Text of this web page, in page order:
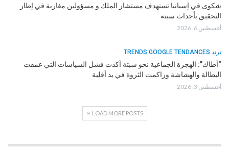
شكوى في إسبانيا تستهدف مستشار الملك و مسؤولين مغاربة في إطار
التحقيق بأحداث سبتة
أغسطس 6, 2026
ترند TRENDS GOOGLE TENDANCES
“أطاك”: الهجرة الجماعية نحو سبتة أكدت فشل السياسات التي عمقت
البطالة والهشاشة وراكمت الثروة في يد أقلية
أغسطس 3, 2026
LOAD MORE POSTS